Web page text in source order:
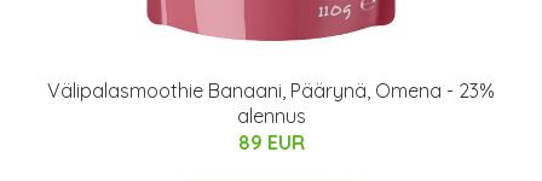
Välipalasmoothie Banaani, Päärynä, Omena - 23%
alennus
89 EUR